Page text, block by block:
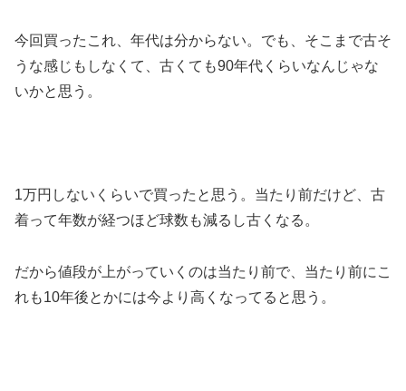
今回買ったこれ、年代は分からない。でも、そこまで古そ
うな感じもしなくて、古くても90年代くらいなんじゃな
いかと思う。
1万円しないくらいで買ったと思う。当たり前だけど、古
着って年数が経つほど球数も減るし古くなる。
だから値段が上がっていくのは当たり前で、当たり前にこ
れも10年後とかには今より高くなってると思う。